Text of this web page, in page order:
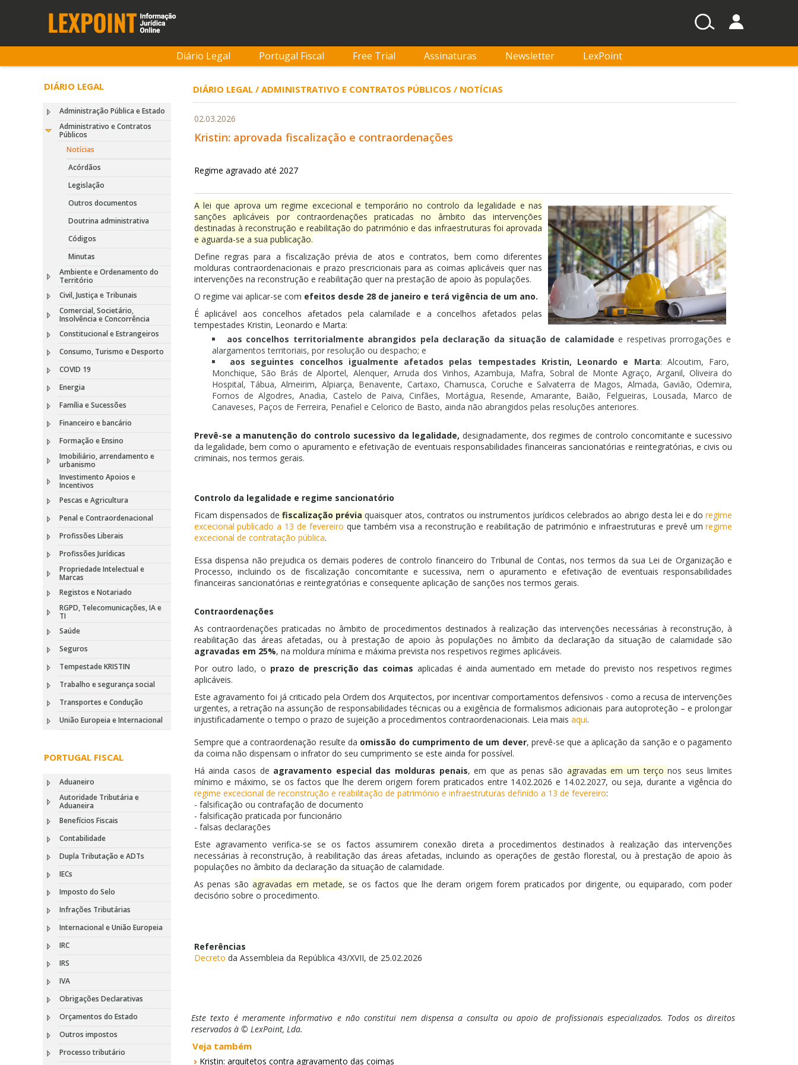
Diário Legal Portugal Fiscal Free Trial Assinaturas Newsletter LexPoint
DIÁRIO LEGAL
Administração Pública e Estado
Administrativo e Contratos
Públicos
Notícias
Acórdãos
Legislação
Outros documentos
Doutrina administrativa
Códigos
Minutas
Ambiente e Ordenamento do
Território
Civil, Justiça e Tribunais
Comercial, Societário,
Insolvência e Concorrência
Constitucional e Estrangeiros
Consumo, Turismo e Desporto
COVID 19
Energia
Família e Sucessões
Financeiro e bancário
Formação e Ensino
Imobiliário, arrendamento e
urbanismo
Investimento Apoios e
Incentivos
Pescas e Agricultura
Penal e Contraordenacional
Profissões Liberais
Profissões Jurídicas
Propriedade Intelectual e
Marcas
Registos e Notariado
RGPD, Telecomunicações, IA e
TI
Saúde
Seguros
Tempestade KRISTIN
Trabalho e segurança social
Transportes e Condução
União Europeia e Internacional
PORTUGAL FISCAL
Aduaneiro
Autoridade Tributária e
Aduaneira
Benefícios Fiscais
Contabilidade
Dupla Tributação e ADTs
IECs
Imposto do Selo
Infrações Tributárias
Internacional e União Europeia
IRC
IRS
IVA
Obrigações Declarativas
Orçamentos do Estado
Outros impostos
Processo tributário
DIÁRIO LEGAL / ADMINISTRATIVO E CONTRATOS PÚBLICOS / NOTÍCIAS
02.03.2026
Kristin: aprovada fiscalização e contraordenações
Regime agravado até 2027
A lei que aprova um regime excecional e temporário no controlo da legalidade e nas
sanções aplicáveis por contraordenações praticadas no âmbito das intervenções
destinadas à reconstrução e reabilitação do património e das infraestruturas foi aprovada
e aguarda-se a sua publicação.
Define regras para a fiscalização prévia de atos e contratos, bem como diferentes
molduras contraordenacionais e prazo prescricionais para as coimas aplicáveis quer nas
intervenções na reconstrução e reabilitação quer na prestação de apoio às populações.
O regime vai aplicar-se com efeitos desde 28 de janeiro e terá vigência de um ano.
É aplicável aos concelhos afetados pela calamilade e a concelhos afetados pelas
tempestades Kristin, Leonardo e Marta:
aos concelhos territorialmente abrangidos pela declaração da situação de calamidade e respetivas prorrogações e
alargamentos territoriais, por resolução ou despacho; e
aos seguintes concelhos igualmente afetados pelas tempestades Kristin, Leonardo e Marta: Alcoutim, Faro,
Monchique, São Brás de Alportel, Alenquer, Arruda dos Vinhos, Azambuja, Mafra, Sobral de Monte Agraço, Arganil, Oliveira do
Hospital, Tábua, Almeirim, Alpiarça, Benavente, Cartaxo, Chamusca, Coruche e Salvaterra de Magos, Almada, Gavião, Odemira,
Fornos de Algodres, Anadia, Castelo de Paiva, Cinfães, Mortágua, Resende, Amarante, Baião, Felgueiras, Lousada, Marco de
Canaveses, Paços de Ferreira, Penafiel e Celorico de Basto, ainda não abrangidos pelas resoluções anteriores.
Prevê-se a manutenção do controlo sucessivo da legalidade, designadamente, dos regimes de controlo concomitante e sucessivo
da legalidade, bem como o apuramento e efetivação de eventuais responsabilidades financeiras sancionatórias e reintegratórias, e civis ou
criminais, nos termos gerais.
Controlo da legalidade e regime sancionatório
Ficam dispensados de fiscalização préviaquaisquer atos, contratos ou instrumentos jurídicos celebrados ao abrigo desta lei e doregime
excecional publicado a 13 de fevereiro que também visa a reconstrução e reabilitação de património e infraestruturas e prevê umregime
excecional de contratação pública.
Essa dispensa não prejudica os demais poderes de controlo financeiro do Tribunal de Contas, nos termos da sua Lei de Organização e
Processo, incluindo os de fiscalização concomitante e sucessiva, nem o apuramento e efetivação de eventuais responsabilidades
financeiras sancionatórias e reintegratórias e consequente aplicação de sanções nos termos gerais.
Contraordenações
As contraordenações praticadas no âmbito de procedimentos destinados à realização das intervenções necessárias à reconstrução, à
reabilitação das áreas afetadas, ou à prestação de apoio às populações no âmbito da declaração da situação de calamidade são
agravadas em 25%, na moldura mínima e máxima prevista nos respetivos regimes aplicáveis.
Por outro lado, o prazo de prescrição das coimas aplicadas é ainda aumentado em metade do previsto nos respetivos regimes
aplicáveis.
Este agravamento foi já criticado pela Ordem dos Arquitectos, por incentivar comportamentos defensivos - como a recusa de intervenções
urgentes, a retração na assunção de responsabilidades técnicas ou a exigência de formalismos adicionais para autoproteção – e prolongar
injustificadamente o tempo o prazo de sujeição a procedimentos contraordenacionais. Leia mais aqui.
Sempre que a contraordenação resulte da omissão do cumprimento de um dever, prevê-se que a aplicação da sanção e o pagamento
da coima não dispensam o infrator do seu cumprimento se este ainda for possível.
Há ainda casos de agravamento especial das molduras penais, em que as penas são agravadas em um terçonos seus limites
mínimo e máximo, se os factos que lhe derem origem forem praticados entre 14.02.2026 e 14.02.2027, ou seja, durante a vigência do
regime excecional de reconstrução e reabilitação de património e infraestruturas definido a 13 de fevereiro:
- falsificação ou contrafação de documento
- falsificação praticada por funcionário
- falsas declarações
Este agravamento verifica-se se os factos assumirem conexão direta a procedimentos destinados à realização das intervenções
necessárias à reconstrução, à reabilitação das áreas afetadas, incluindo as operações de gestão florestal, ou à prestação de apoio às
populações no âmbito da declaração da situação de calamidade.
As penas sãoagravadas em metade, se os factos que lhe deram origem forem praticados por dirigente, ou equiparado, com poder
decisório sobre o procedimento.
Referências
Decreto da Assembleia da República 43/XVII, de 25.02.2026
Este texto é meramente informativo e não constitui nem dispensa a consulta ou apoio de profissionais especializados. Todos os direitos
reservados à © LexPoint, Lda.
Veja também
Kristin: arquitetos contra agravamento das coimas